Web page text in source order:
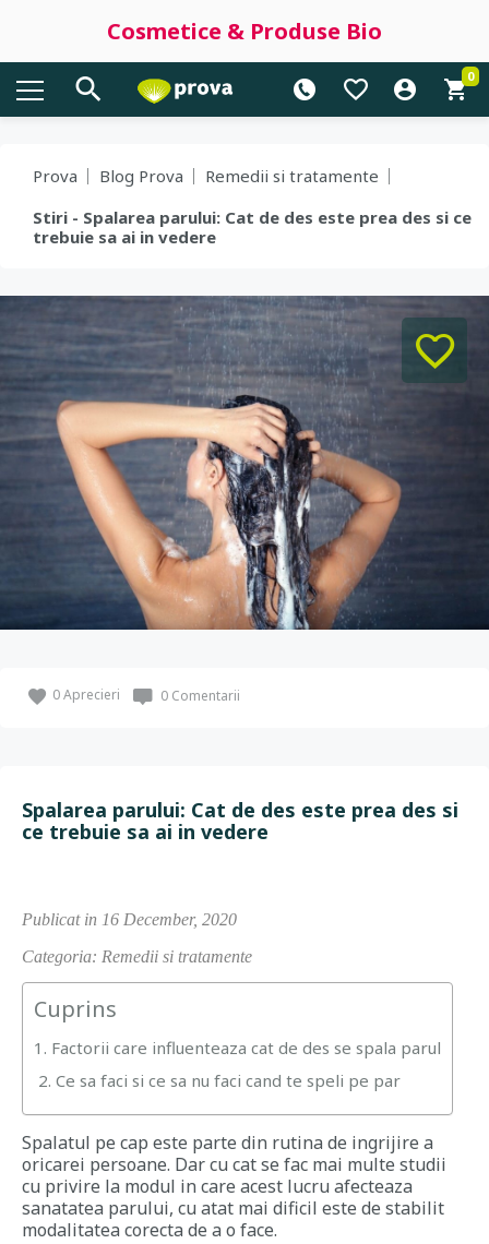
Cosmetice & Produse Bio
0
Prova Blog Prova
Remedii si tratamente
Stiri - Spalarea parului: Cat de des este prea des si ce
trebuie sa ai in vedere
0Aprecieri 0 Comentarii
Spalarea parului: Cat de des este prea des si
ce trebuie sa ai in vedere
Publicat in 16 December, 2020
Categoria: Remedii si tratamente
Cuprins
1. Factorii care influenteaza cat de des se spala parul
2. Ce sa faci si ce sa nu faci cand te speli pe par
Spalatul pe cap este parte din rutina de ingrijire a
oricarei persoane. Dar cu cat se fac mai multe studii
cu privire la modul in care acest lucru afecteaza
sanatatea parului, cu atat mai dificil este de stabilit
modalitatea corecta de a o face.